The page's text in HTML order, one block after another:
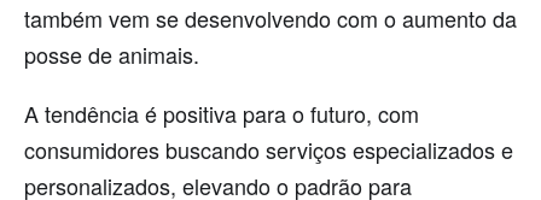
também vem se desenvolvendo com o aumento da
posse de animais.
A tendência é positiva para o futuro, com
consumidores buscando serviços especializados e
personalizados, elevando o padrão para